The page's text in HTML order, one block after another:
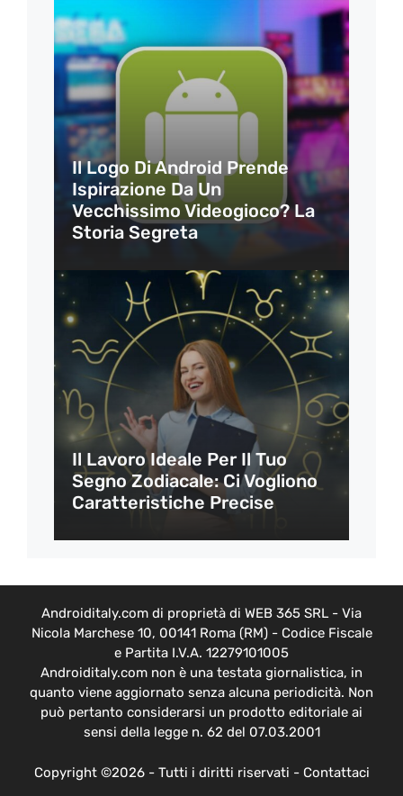
Il Logo Di Android Prende
Ispirazione Da Un
Vecchissimo Videogioco? La
Storia Segreta
Il Lavoro Ideale Per Il Tuo
Segno Zodiacale: Ci Vogliono
Caratteristiche Precise
Androiditaly.com di proprietà di WEB 365 SRL - Via
Nicola Marchese 10, 00141 Roma (RM) - Codice Fiscale
e Partita I.V.A. 12279101005
Androiditaly.com non è una testata giornalistica, in
quanto viene aggiornato senza alcuna periodicità. Non
può pertanto considerarsi un prodotto editoriale ai
sensi della legge n. 62 del 07.03.2001
Copyright ©2026 - Tutti i diritti riservati - Contattaci